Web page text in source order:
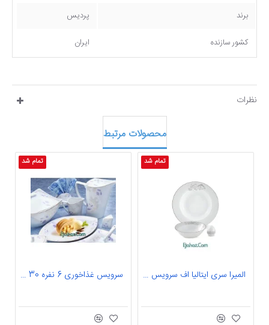
برند پردیس
کشور سازنده ایران
نظرات
محصولات مرتبط
تمام شد
المیرا سری ایتالیا اف سرویس چینی 9 پارچه انارخوری المیرا 6 نفره درجه: عالی
تمام شد
سرویس غذاخوری 6 نفره 30 پارچه چینی پردیس کاشان قالب پاریس مارتا-126 کد طرح 126